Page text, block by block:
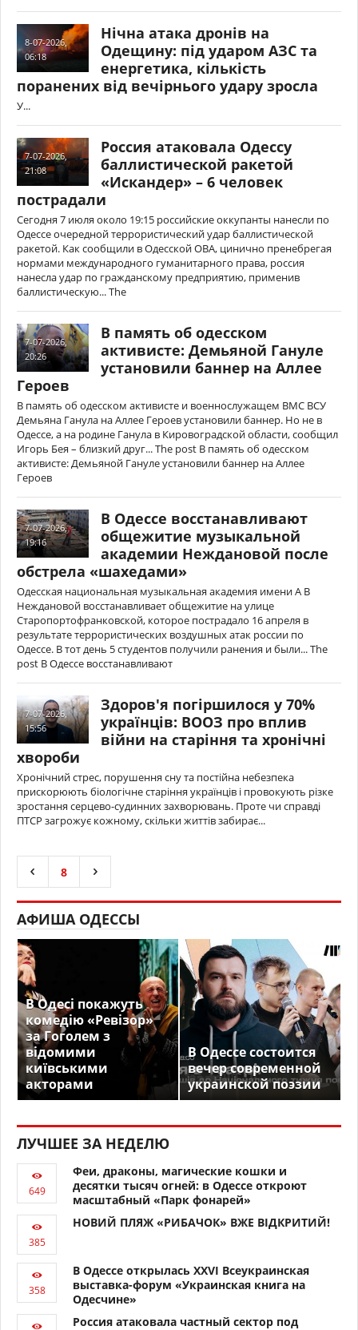
8-07-2026,
06:18
Нічна атака дронів на
Одещину: під ударом АЗС та
енергетика, кількість
поранених від вечірнього удару зросла
У...
7-07-2026,
21:08
Россия атаковала Одессу
баллистической ракетой
«Искандер» – 6 человек
пострадали
Сегодня 7 июля около 19:15 российские оккупанты нанесли по
Одессе очередной террористический удар баллистической
ракетой. Как сообщили в Одесской ОВА, цинично пренебрегая
нормами международного гуманитарного права, россия
нанесла удар по гражданскому предприятию, применив
баллистическую... The
7-07-2026,
20:26
В память об одесском
активисте: Демьяной Гануле
установили баннер на Аллее
Героев
В память об одесском активисте и военнослужащем ВМС ВСУ
Демьяна Ганула на Аллее Героев установили баннер. Но не в
Одессе, а на родине Ганула в Кировоградской области, сообщил
Игорь Бея – близкий друг... The post В память об одесском
активисте: Демьяной Гануле установили баннер на Аллее
Героев
7-07-2026,
19:16
В Одессе восстанавливают
общежитие музыкальной
академии Неждановой после
обстрела «шахедами»
Одесская национальная музыкальная академия имени А В
Неждановой восстанавливает общежитие на улице
Старопортофранковской, которое пострадало 16 апреля в
результате террористических воздушных атак россии по
Одессе. В тот день 5 студентов получили ранения и были... The
post В Одессе восстанавливают
7-07-2026,
15:56
Здоров'я погіршилося у 70%
українців: ВООЗ про вплив
війни на старіння та хронічні
хвороби
Хронічний стрес, порушення сну та постійна небезпека
прискорюють біологічне старіння українців і провокують різке
зростання серцево-судинних захворювань. Проте чи справді
ПТСР загрожує кожному, скільки життів забирає...
8
АФИША ОДЕССЫ
В Одесі покажуть
комедію «Ревізор»
за Гоголем з
відомими
київськими
акторами
В Одессе состоится
вечер современной
украинской поэзии
ЛУЧШЕЕ ЗА НЕДЕЛЮ
Феи, драконы, магические кошки и
десятки тысяч огней: в Одессе откроют
масштабный «Парк фонарей»
НОВИЙ ПЛЯЖ «РИБАЧОК» ВЖЕ ВІДКРИТИЙ!
В Одессе открылась XXVI Всеукраинская
выставка-форум «Украинская книга на
Одесчине»
Россия атаковала частный сектор под